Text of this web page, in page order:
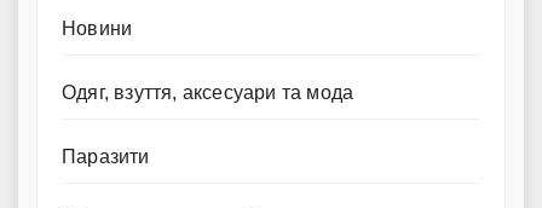
Новини
Одяг, взуття, аксесуари та мода
Паразити